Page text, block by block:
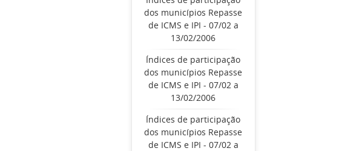
dos municípios Repasse
de ICMS e IPI - 07/02 a
13/02/2006
Índices de participação
dos municípios Repasse
de ICMS e IPI - 07/02 a
13/02/2006
Índices de participação
dos municípios Repasse
de ICMS e IPI - 07/02 a